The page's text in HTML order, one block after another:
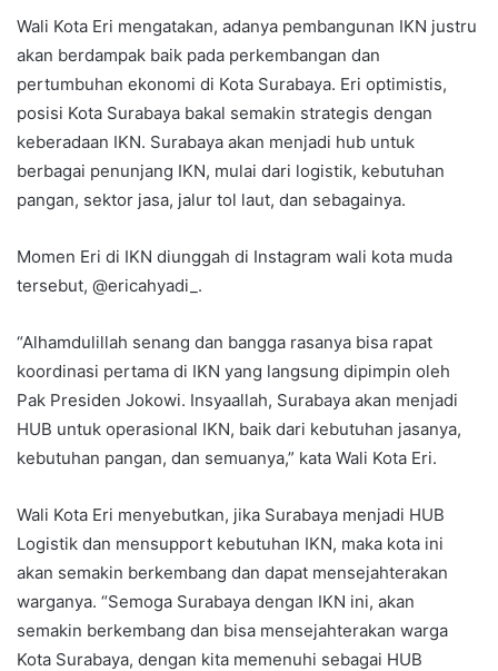
Wali Kota Eri mengatakan, adanya pembangunan IKN justru
akan berdampak baik pada perkembangan dan
pertumbuhan ekonomi di Kota Surabaya. Eri optimistis,
posisi Kota Surabaya bakal semakin strategis dengan
keberadaan IKN. Surabaya akan menjadi hub untuk
berbagai penunjang IKN, mulai dari logistik, kebutuhan
pangan, sektor jasa, jalur tol laut, dan sebagainya.
Momen Eri di IKN diunggah di Instagram wali kota muda
tersebut, @ericahyadi_.
“Alhamdulillah senang dan bangga rasanya bisa rapat
koordinasi pertama di IKN yang langsung dipimpin oleh
Pak Presiden Jokowi. Insyaallah, Surabaya akan menjadi
HUB untuk operasional IKN, baik dari kebutuhan jasanya,
kebutuhan pangan, dan semuanya,” kata Wali Kota Eri.
Wali Kota Eri menyebutkan, jika Surabaya menjadi HUB
Logistik dan mensupport kebutuhan IKN, maka kota ini
akan semakin berkembang dan dapat mensejahterakan
warganya. “Semoga Surabaya dengan IKN ini, akan
semakin berkembang dan bisa mensejahterakan warga
Kota Surabaya, dengan kita memenuhi sebagai HUB